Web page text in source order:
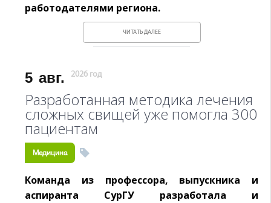
работодателями региона.
ЧИТАТЬ ДАЛЕЕ
5 авг. 2026 год
Разработанная методика лечения
сложных свищей уже помогла 300
пациентам
Медицина
Команда из профессора, выпускника и
аспиранта СурГУ разработала и